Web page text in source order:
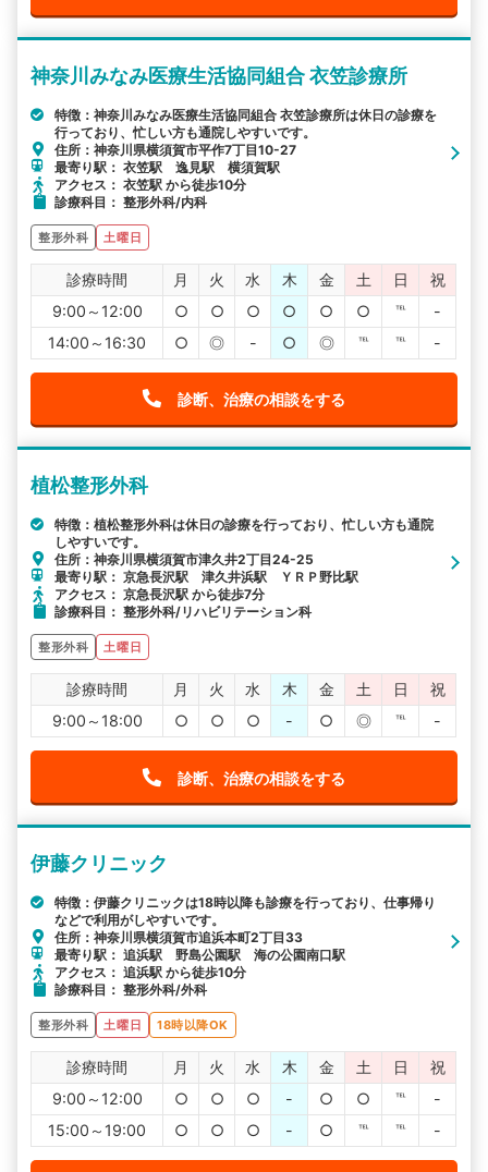
神奈川みなみ医療生活協同組合 衣笠診療所
特徴：神奈川みなみ医療生活協同組合 衣笠診療所は休日の診療を
行っており、忙しい方も通院しやすいです。
住所：神奈川県横須賀市平作7丁目10-27
最寄り駅： 衣笠駅 逸見駅 横須賀駅
アクセス： 衣笠駅 から徒歩10分
診療科目： 整形外科/内科
整形外科 土曜日
診療時間 月 火 水 木 金 土 日
祝
9:00～12:00
○ ○ ○ ○ ○ ○ ℡
-
14:00～16:30
○ ◎ - ○ ◎ ℡ ℡ -
診断、治療の相談をする
植松整形外科
特徴：植松整形外科は休日の診療を行っており、忙しい方も通院
しやすいです。
住所：神奈川県横須賀市津久井2丁目24-25
最寄り駅： 京急長沢駅 津久井浜駅 ＹＲＰ野比駅
アクセス： 京急長沢駅 から徒歩7分
診療科目： 整形外科/リハビリテーション科
整形外科 土曜日
診療時間 月 火 水 木 金 土 日
祝
9:00～18:00
○ ○ ○ - ○ ◎ ℡ -
診断、治療の相談をする
伊藤クリニック
特徴：伊藤クリニックは18時以降も診療を行っており、仕事帰り
などで利用がしやすいです。
住所：神奈川県横須賀市追浜本町2丁目33
最寄り駅： 追浜駅 野島公園駅 海の公園南口駅
アクセス： 追浜駅 から徒歩10分
診療科目： 整形外科/外科
整形外科 土曜日 18時以降OK
診療時間 月 火 水 木 金 土 日
祝
9:00～12:00
○ ○ ○ - ○ ○ ℡
-
15:00～19:00
○ ○ ○ - ○ ℡ ℡ -